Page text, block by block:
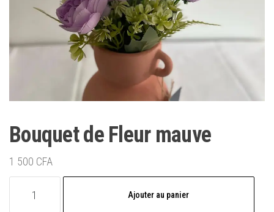
Bouquet de Fleur mauve
1 500 CFA
Ajouter au panier